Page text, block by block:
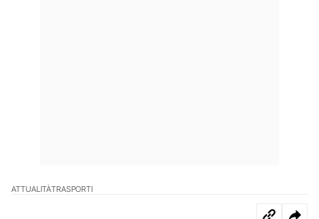
ATTUALITÀTRASPORTI